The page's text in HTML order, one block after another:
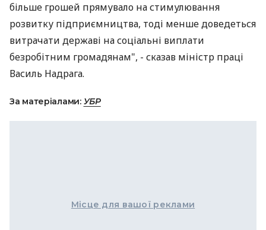
більше грошей прямувало на стимулювання
розвитку підприємництва, тоді менше доведеться
витрачати державі на соціальні виплати
безробітним громадянам", - сказав міністр праці
Василь Надрага.
За матеріалами: УБР
Місце для вашої реклами